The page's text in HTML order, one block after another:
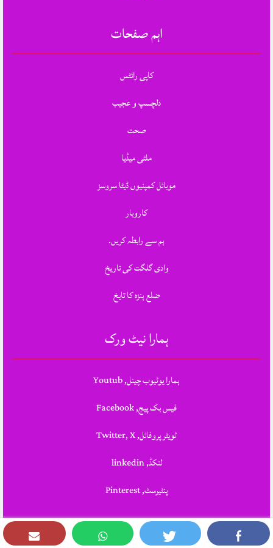
اہم صفحات
کاپی رائٹس
دلچسپ و عجیب
صحت
ملٹی میڈیا
موبائل کمپنیوں ڈیٹا سروسز
کاروبار
ہم سے رابطہ کریں.
وادی گلگت کی تاریخ
ضلع ہنزہ کا تایخ
ہمارا نیٹ ورک
ہمارا یوٹیوب چینل, Youtub
فیس بک پیج, Facebook
ٹویٹر پروفائل, Twitter, X
لنکڈ, linkedin
پنٹیرسٹ, Pinterest
Theme Designed & Developed BySTYLOTHEMES